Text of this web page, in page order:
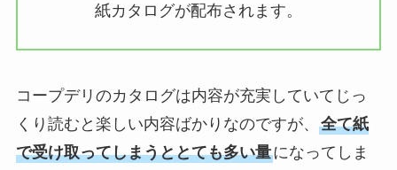
紙カタログが配布されます。
コープデリのカタログは内容が充実していてじっ
くり読むと楽しい内容ばかりなのですが、 全て紙
で受け取ってしまうととても多い量になってしま